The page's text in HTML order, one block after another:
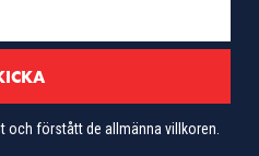
och förstått de allmänna villkoren.